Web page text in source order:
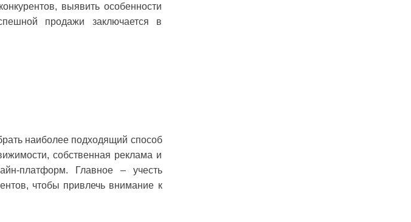
выявить особенности
продажи заключается в
наиболее подходящий способ
собственная реклама и
платформ. Главное – учесть
чтобы привлечь внимание к